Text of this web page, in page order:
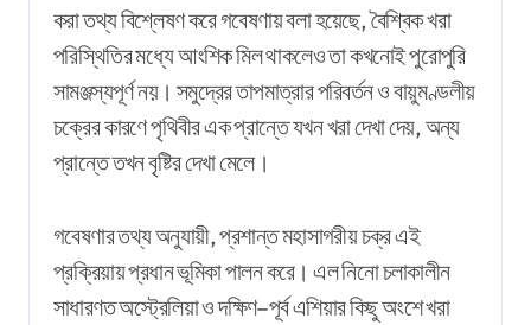
করা তথ্য বিশ্লেষণ করে গবেষণায় বলা হয়েছে, বৈশ্বিক খরা
পরিস্থিতির মধ্যে আংশিক মিল থাকলেও তা কখনোই পুরোপুরি
সামঞ্জস্যপূর্ণ নয়। সমুদ্রের তাপমাত্রার পরিবর্তন ও বায়ুমণ্ডলীয়
চক্রের কারণে পৃথিবীর এক প্রান্তে যখন খরা দেখা দেয়, অন্য
প্রান্তে তখন বৃষ্টির দেখা মেলে।
গবেষণার তথ্য অনুযায়ী, প্রশান্ত মহাসাগরীয় চক্র এই
প্রক্রিয়ায় প্রধান ভূমিকা পালন করে। এল নিনো চলাকালীন
সাধারণত অস্ট্রেলিয়া ও দক্ষিণ–পূর্ব এশিয়ার কিছু অংশে খরা